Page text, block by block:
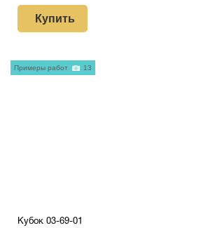
Купить
Кубок 03-69-01
Примеры работ 13